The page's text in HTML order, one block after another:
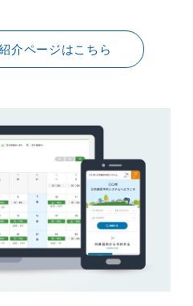
介ページはこちら